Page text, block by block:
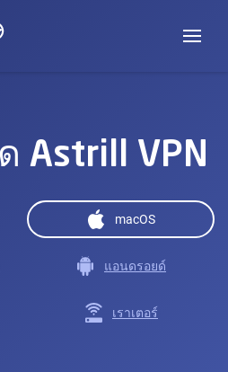
Astrill VPN
macOS
แอนดรอยด์
เราเตอร์